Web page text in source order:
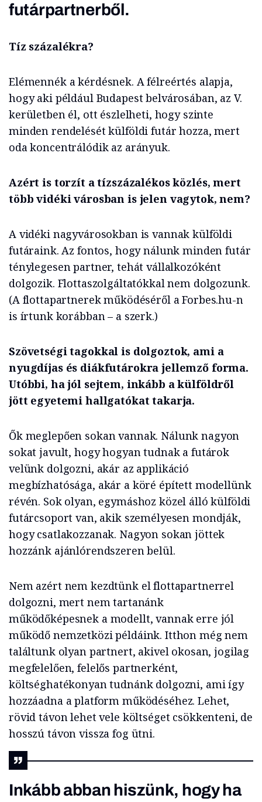
futárpartnerből.
Tíz százalékra?
Elémennék a kérdésnek. A félreértés alapja,
hogy aki például Budapest belvárosában, az V.
kerületben él, ott észlelheti, hogy szinte
minden rendelését külföldi futár hozza, mert
oda koncentrálódik az arányuk.
Azért is torzít a tízszázalékos közlés, mert
több vidéki városban is jelen vagytok, nem?
A vidéki nagyvárosokban is vannak külföldi
futáraink. Az fontos, hogy nálunk minden futár
ténylegesen partner, tehát vállalkozóként
dolgozik. Flottaszolgáltatókkal nem dolgozunk.
(A flottapartnerek működéséről a Forbes.hu-n
is írtunk korábban – a szerk.)
Szövetségi tagokkal is dolgoztok, ami a
nyugdíjas és diákfutárokra jellemző forma.
Utóbbi, ha jól sejtem, inkább a külföldről
jött egyetemi hallgatókat takarja.
Ők meglepően sokan vannak. Nálunk nagyon
sokat javult, hogy hogyan tudnak a futárok
velünk dolgozni, akár az applikáció
megbízhatósága, akár a köré épített modellünk
révén. Sok olyan, egymáshoz közel álló külföldi
futárcsoport van, akik személyesen mondják,
hogy csatlakozzanak. Nagyon sokan jöttek
hozzánk ajánlórendszeren belül.
Nem azért nem kezdtünk el flottapartnerrel
dolgozni, mert nem tartanánk
működőképesnek a modellt, vannak erre jól
működő nemzetközi példáink. Itthon még nem
találtunk olyan partnert, akivel okosan, jogilag
megfelelően, felelős partnerként,
költséghatékonyan tudnánk dolgozni, ami így
hozzáadna a platform működéséhez. Lehet,
rövid távon lehet vele költséget csökkenteni, de
hosszú távon vissza fog ütni.
Inkább abban hiszünk, hogy ha